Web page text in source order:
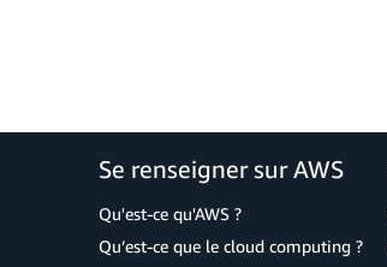
Se renseigner sur AWS
Qu'est-ce qu'AWS ?
Qu’est-ce que le cloud computing ?